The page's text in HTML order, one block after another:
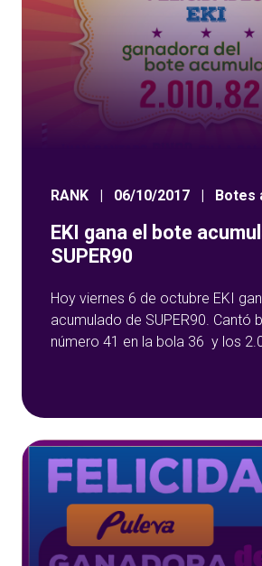
RANK | 06/10/2017 | Botes
EKI gana el bote
SUPER90
Hoy viernes 6 de octubre EKI
acumulado de SUPER90. Cantó
número 41 en la bola 36 y los
bote acumulado de SUPER90